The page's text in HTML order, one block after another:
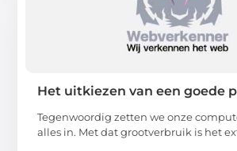
Het uitkiezen van een goede
Tegenwoordig zetten we onze
alles in. Met dat grootverbruik is het